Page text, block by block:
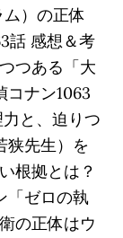
）の正体
話 感想＆考
つある「大
コナン1063
と、迫りつ
狭先生）を
根拠とは？
「ゼロの執
の正体はウ